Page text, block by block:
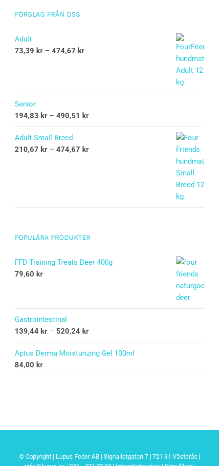
FÖRSLAG FRÅN OSS
Adult
73,39 kr – 474,67 kr
Senior
194,83 kr – 490,51 kr
Adult Small Breed
210,67 kr – 474,67 kr
POPULÄRA PRODUKTER
FFD Training Treats Deer 400g
79,60 kr
Gastrointestinal
139,44 kr – 520,24 kr
Aptus Derma Moisturizing Gel 100ml
84,00 kr
© Copyright | Lupus Foder AB | Signalistgatan 7 | 721 31 Västerås |